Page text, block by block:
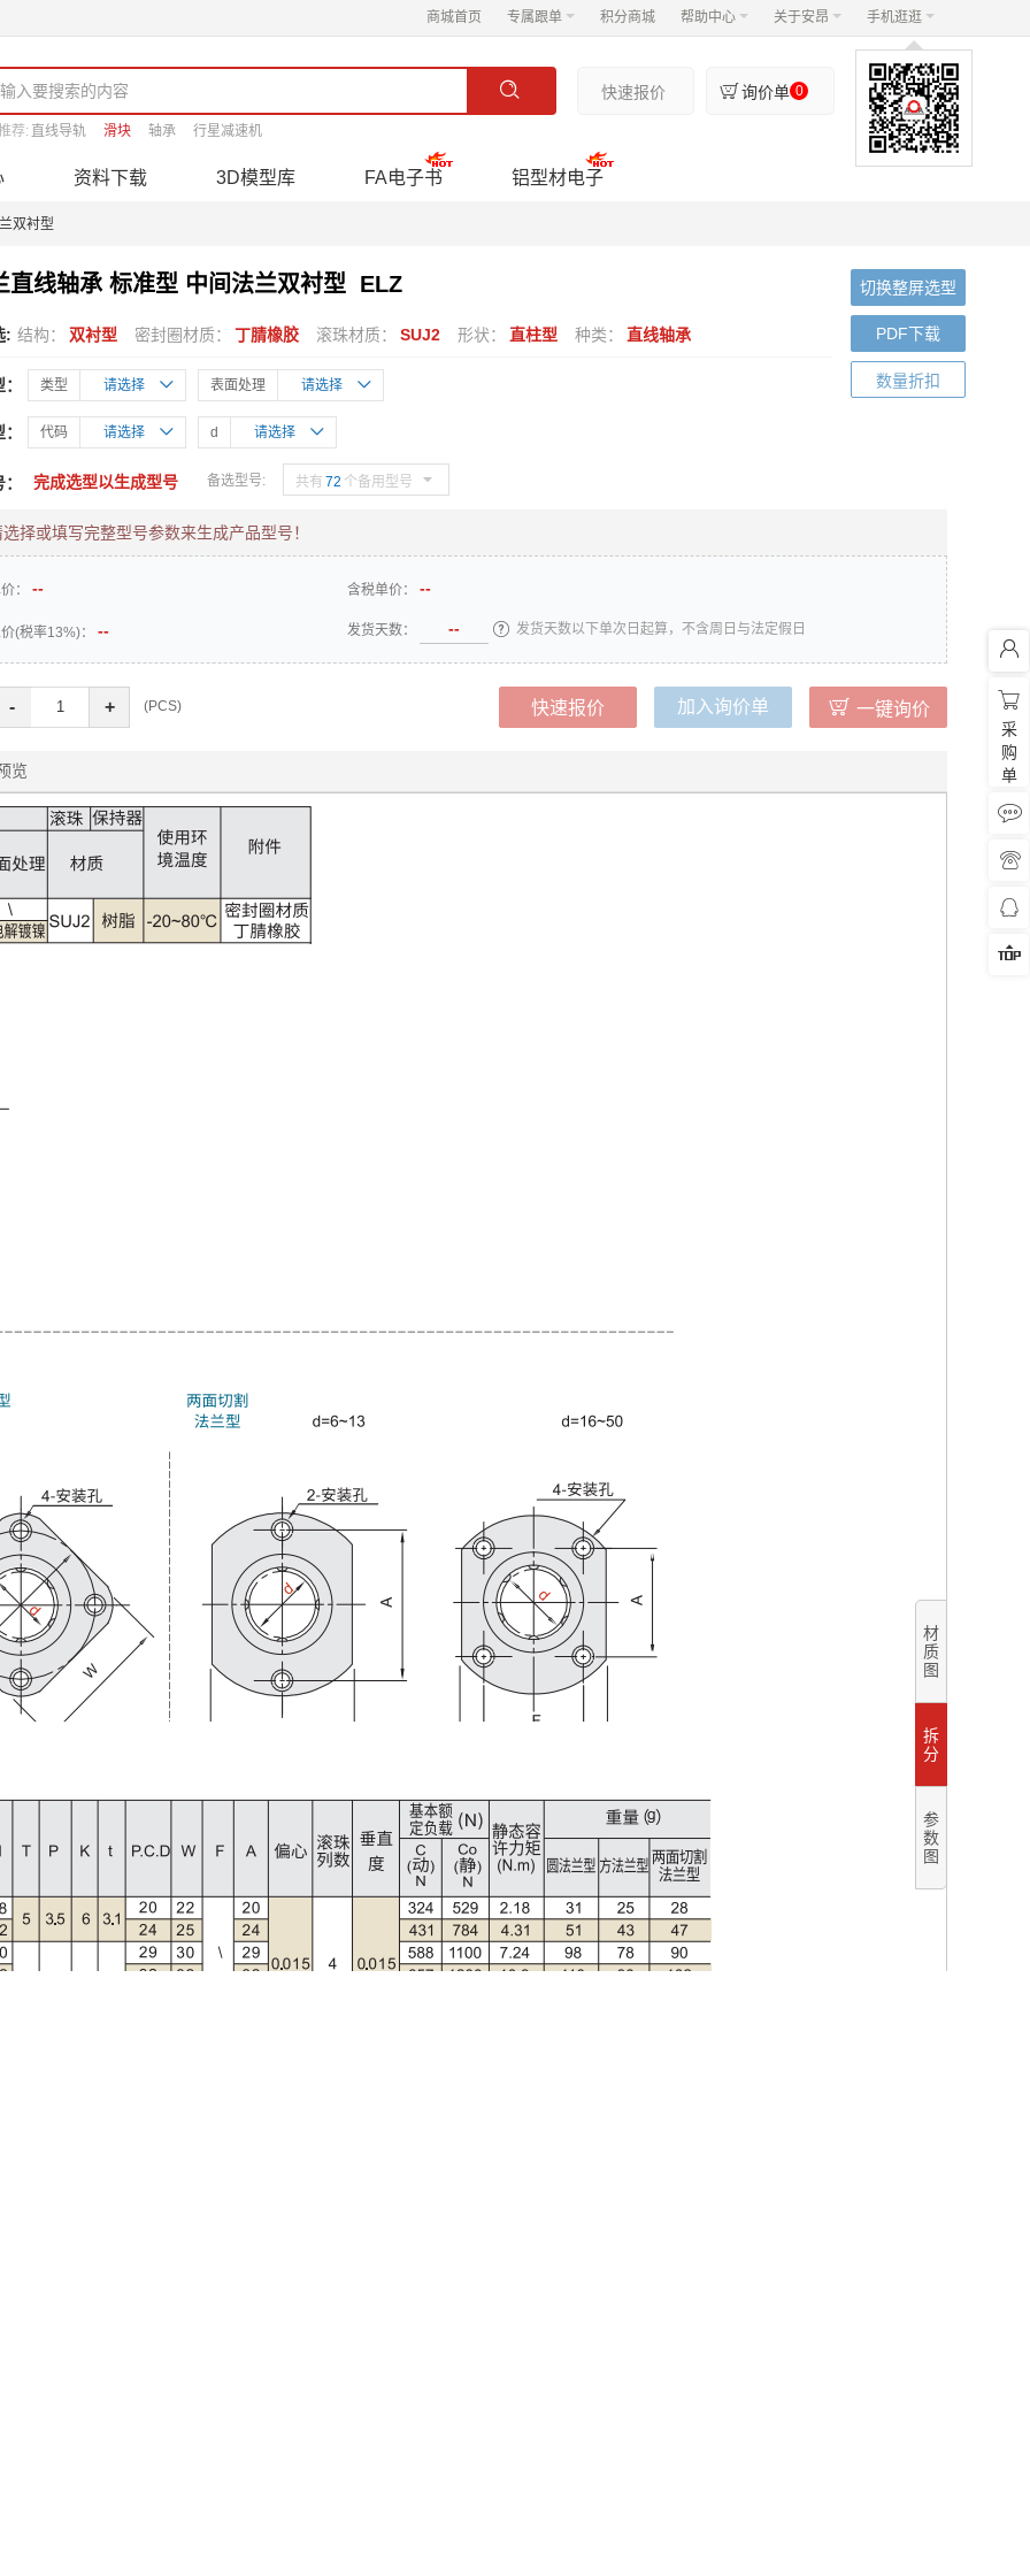
商城首页 专属跟单 积分商城 帮助中心 关于安昂 手机逛逛


采
购
单





荐: 直线导轨 滑块 轴承 行星减速机
快速报价 询价单 0
资料下载 3D模型库 FA电子书 铝型材电子
双衬型
直线轴承 标准型 中间法兰双衬型 ELZ
: 结构： 双衬型 密封圈材质： 丁腈橡胶 滚珠材质： SUJ2 形状： 直柱型 种类： 直线轴承
类型 请选择  表面处理 请选择 
代码 请选择  d 请选择 
完成选型以生成型号 备选型号: 共有 72 个备用型号 
选择或填写完整型号参数来生成产品型号！
： 含税单价：
(税率13%)： 发货天数： --  发货天数以下单次日起算，不含周日与法定假日
- + (PCS) 快速报价 加入询价单  一键询价
切换整屏选型
PDF下载
数量折扣
览
材
质
图
拆
分
参
数
图